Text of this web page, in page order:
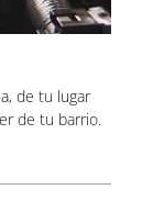
de tu lugar
de tu barrio.